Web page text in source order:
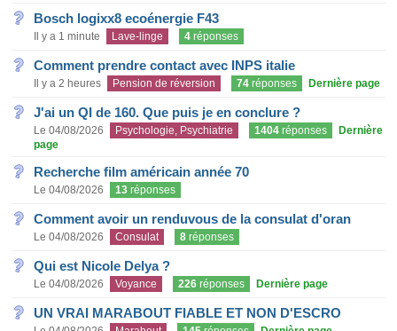
Bosch logixx8 ecoénergie F43
Il y a 1 minute Lave-linge 4 réponses
Comment prendre contact avec INPS italie
Il y a 2 heures Pension de réversion 74 réponses Dernière page
J'ai un QI de 160. Que puis je en conclure ?
Le 04/08/2026 Psychologie, Psychiatrie 1404 réponses
Dernière
page
Recherche film américain année 70
Le 04/08/2026 13 réponses
Comment avoir un renduvous de la consulat d'oran
Le 04/08/2026 Consulat 8 réponses
Qui est Nicole Delya ?
Le 04/08/2026 Voyance 226 réponses Dernière page
UN VRAI MARABOUT FIABLE ET NON D'ESCRO